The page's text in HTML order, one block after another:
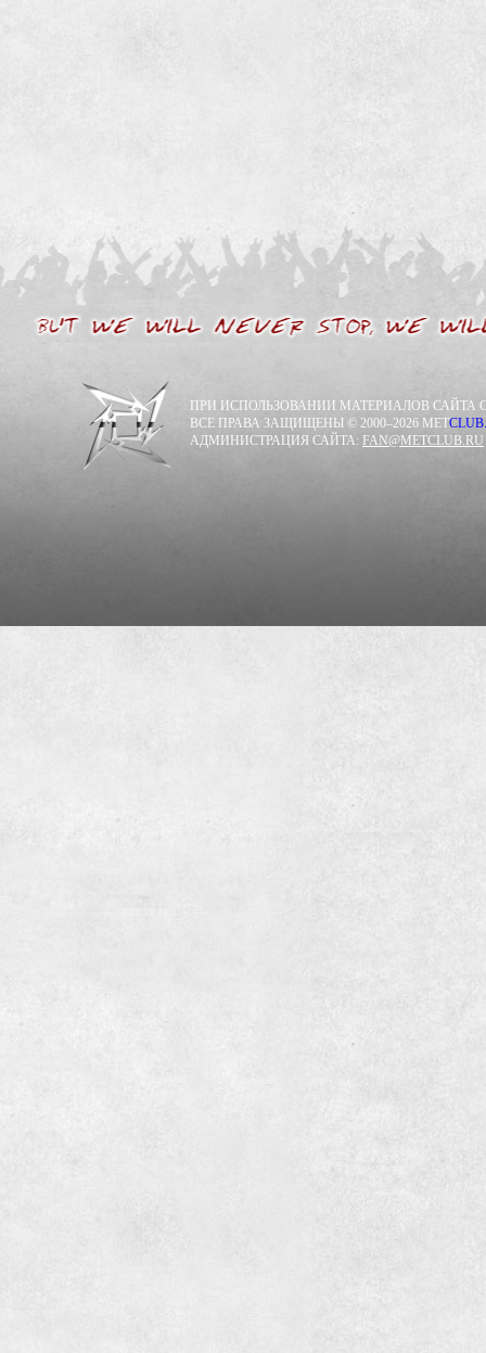
ПРИ ИСПОЛЬЗОВАНИИ МАТЕРИАЛОВ САЙТА
ВСЕ ПРАВА ЗАЩИЩЕНЫ © 2000–2026 METCLUB.
АДМИНИСТРАЦИЯ САЙТА: FAN@METCLUB.RU